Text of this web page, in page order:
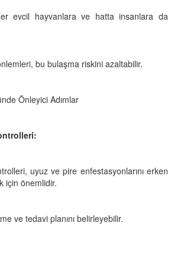
evcil hayvanlara ve hatta insanlara da
bu bulaşma riskini azaltabilir.
Önleyici Adımlar
uyuz ve pire enfestasyonlarını erken
için önemlidir.
ve tedavi planını belirleyebilir.